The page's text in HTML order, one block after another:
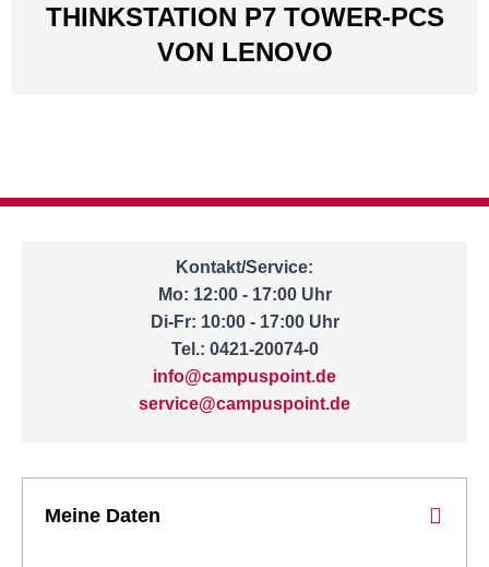
THINKSTATION P7 TOWER-PCS
VON LENOVO
Kontakt/Service:
Mo: 12:00 - 17:00 Uhr
Di-Fr: 10:00 - 17:00 Uhr
Tel.: 0421-20074-0
info@campuspoint.de
service@campuspoint.de
Meine Daten